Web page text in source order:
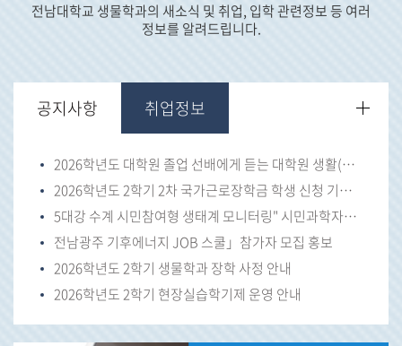
전남대학교 생물학과의 새소식 및 취업, 입학 관련정보 등 여러
정보를 알려드립니다.
공지사항
2026학년도 대학원 졸업 선배에게 듣는 대학원 생활(이공계)안내
2026학년도 2학기 2차 국가근로장학금 학생 신청 기간 안내
5대강 수계 시민참여형 생태계 모니터링" 시민과학자를모집
전남광주 기후에너지 JOB 스쿨」참가자 모집 홍보
2026학년도 2학기 생물학과 장학 사정 안내
2026학년도 2학기 현장실습학기제 운영 안내
취업정보